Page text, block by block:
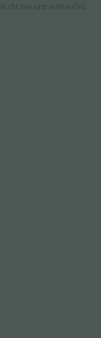
du bei uns einkaufst!